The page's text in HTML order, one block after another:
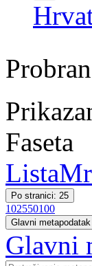
Faseta
Lista
Po stranici: 25
102550100
Glavni
Glavni